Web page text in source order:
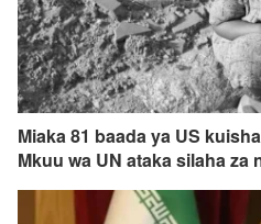
Miaka 81 baada ya US
Mkuu wa UN ataka silaha za